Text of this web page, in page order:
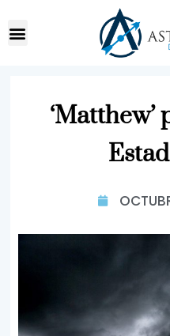
‘Matthew’